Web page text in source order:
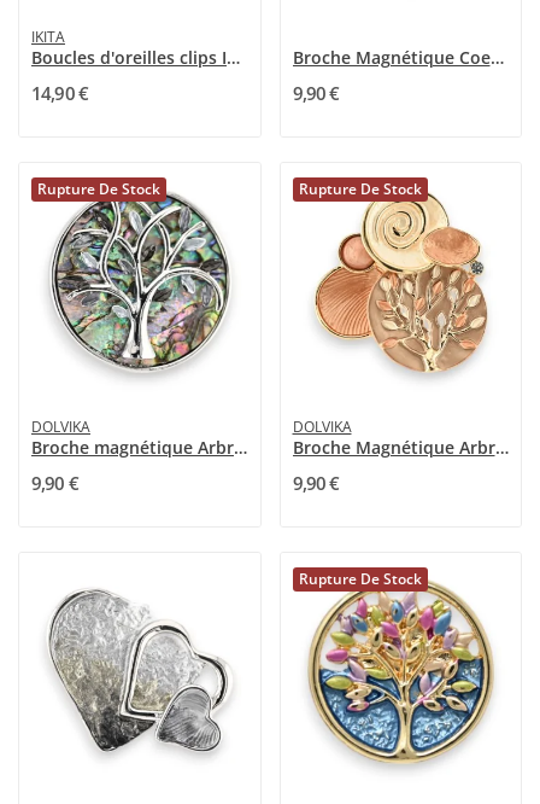
IKITA
Boucles d'oreilles clips Ikita Bohème Multicolore
14,90 €
Broche Magnétique Coeur Art Nouveau Bleue
9,90 €
Rupture De Stock
DOLVIKA
Broche magnétique Arbre de Vie Nacre Abalone
9,90 €
Rupture De Stock
DOLVIKA
Broche Magnétique Arbre de Vie Spirale nuances...
9,90 €
Rupture De Stock